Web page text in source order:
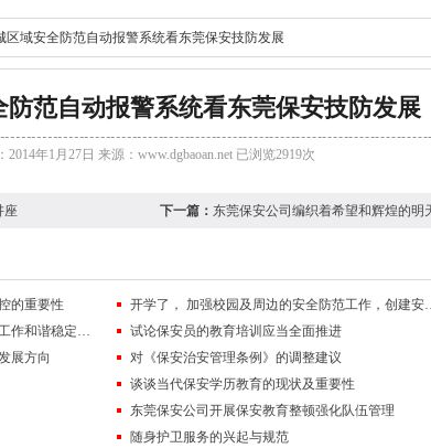
区域安全防范自动报警系统看东莞保安技防发展
防范自动报警系统看东莞保安技防发展
2014年1月27日 来源：www.dgbaoan.net 已浏览2919次
座 下一篇： 东莞保安公司编织着希望和辉煌的明
的重要性
开学了， 加强校园及周边的
队伍管理中掌握沟通技巧，促进保安工作和谐稳定发展
试论保安员的教育培训应当全面推进
展方向
对《保安治安管理条例》的调整建议
谈谈当代保安学历教育的现状及重要性
东莞保安公司开展保安教育整顿强化队伍管理
随身护卫服务的兴起与规范